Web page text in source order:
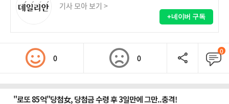
기사 모아 보기 >
+네이버 구독
0 0
0